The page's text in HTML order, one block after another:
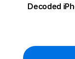
Decoded